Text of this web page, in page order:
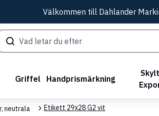
Välkommen till Dahlander
Griffel Handprismärkning
neutrala Etikett 29x28 G2 vit